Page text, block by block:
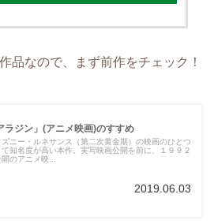
品なので、まず前作をチェック！
ラジン」(アニメ映画)のすすめ
ズニー・ルネサンス（第二次黄金期）の映画のひとつ
て知名度が高い本作。実写映画公開を前に、１９９２
開のアニメ映...
2019.06.03